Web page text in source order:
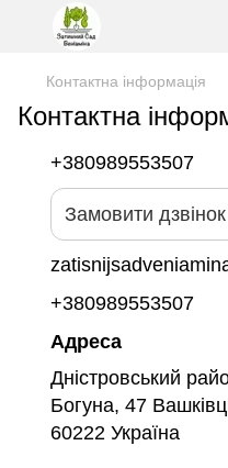
Контактна інформація
Контактна
+380989553507
Замовити дзвінок
+380989553507
Адреса
Дністровський
Богуна, 47
60222 Україна